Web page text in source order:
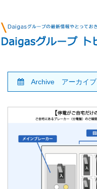
Archive アーカイブ